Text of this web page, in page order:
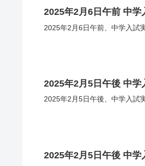
2025年2月6日午前 中学
2025年2月6日午前、中学入試
2025年2月5日午後 中学
2025年2月5日午後、中学入試
2025年2月5日午後 中学